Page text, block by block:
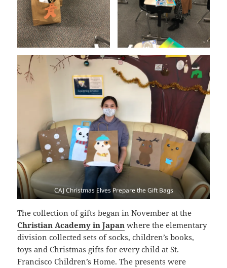
CAJ Christmas Elves Prepare the Gift Bags
The collection of gifts began in November at the
Christian Academy in Japan where the elementary
division collected sets of socks, children’s books,
toys and Christmas gifts for every child at St.
Francisco Children’s Home. The presents were